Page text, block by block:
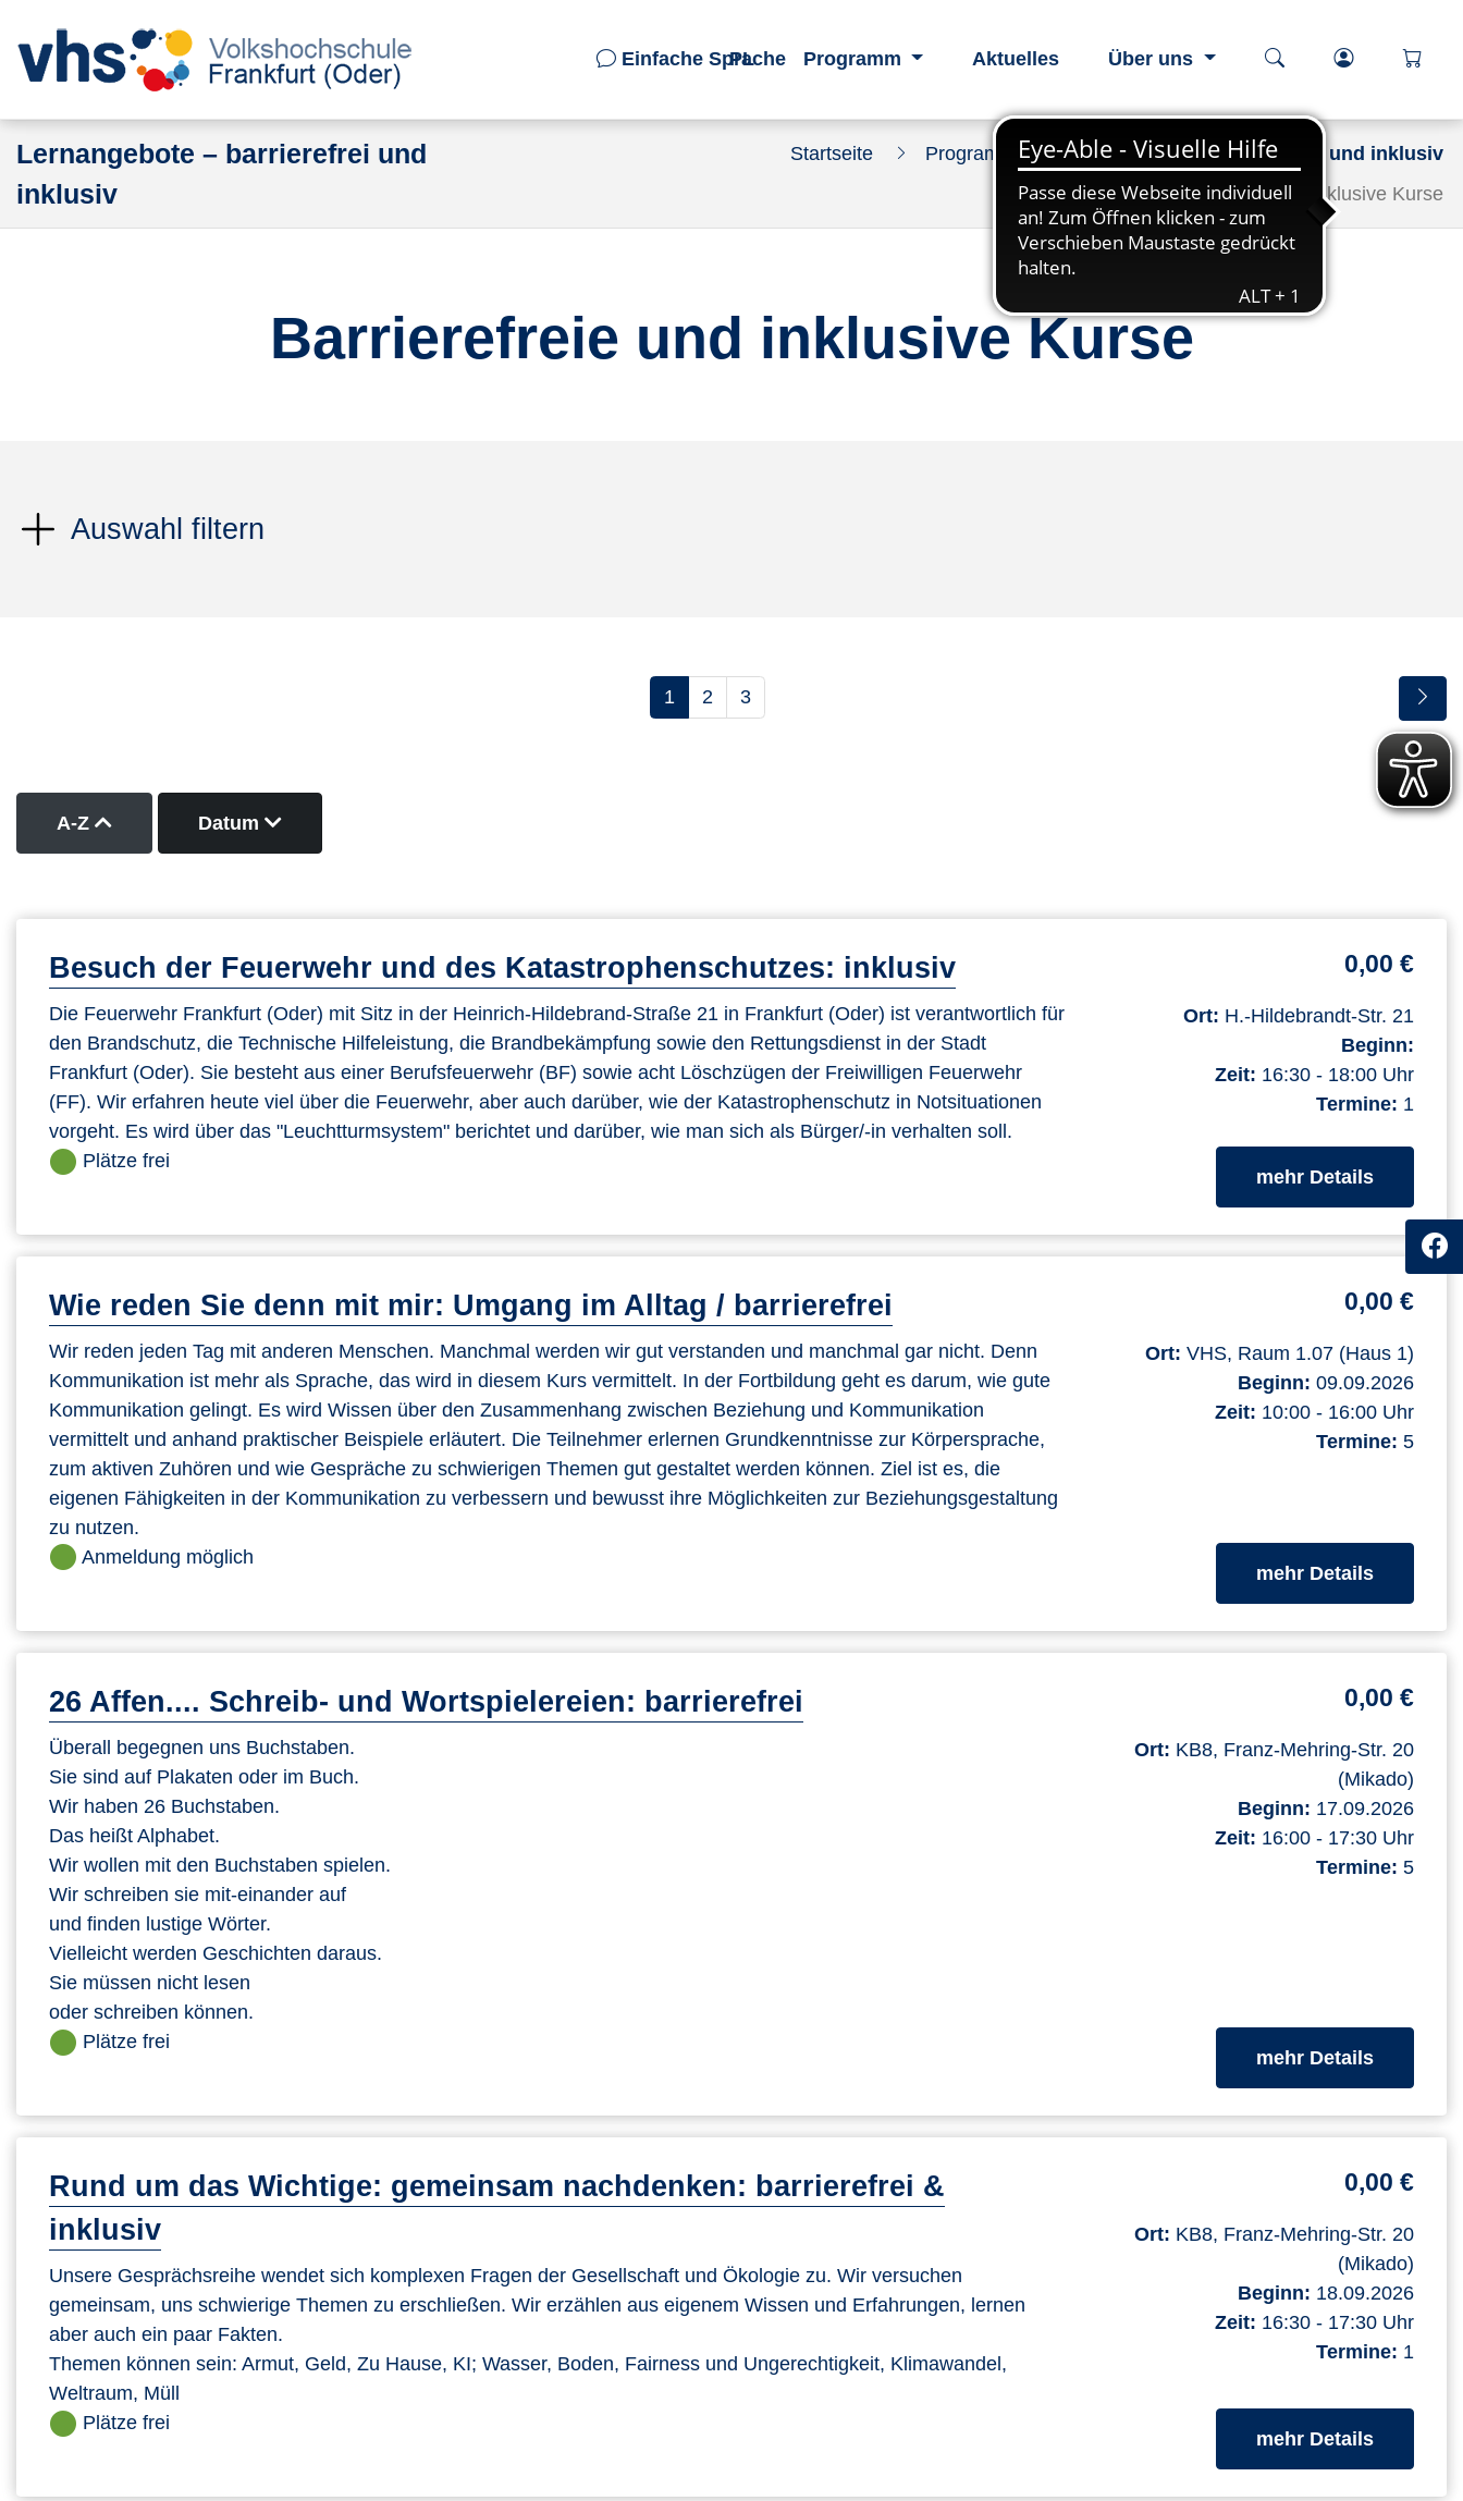
Einfache Sprache
PL Programm Aktuelles Über uns Kurssuche öffnen
Login-
Lernangebote – barrierefrei und
inklusiv
Startseite Programm
Lernangebote – barrierefrei und inklusiv
Barrierefreie und inklusive Kurse
Barrierefreie und inklusive Kurse
Auswahl filtern
1 2 3
A-Z Kurse nach Titel aufsteigend sortieren
Datum Kurse nach Datum absteigend sortieren
Besuch der Feuerwehr und des Katastrophenschutzes: inklusiv
Die Feuerwehr Frankfurt (Oder) mit Sitz in der Heinrich-Hildebrand-Straße 21 in Frankfurt (Oder) ist verantwortlich für
den Brandschutz, die Technische Hilfeleistung, die Brandbekämpfung sowie den Rettungsdienst in der Stadt
Frankfurt (Oder). Sie besteht aus einer Berufsfeuerwehr (BF) sowie acht Löschzügen der Freiwilligen Feuerwehr
(FF). Wir erfahren heute viel über die Feuerwehr, aber auch darüber, wie der Katastrophenschutz in Notsituationen
vorgeht. Es wird über das "Leuchtturmsystem" berichtet und darüber, wie man sich als Bürger/-in verhalten soll.
0,00 €
Ort: H.-Hildebrandt-Str. 21
Beginn:
Zeit: 16:30 - 18:00 Uhr
Termine: 1
Plätze frei
mehr Detailszum
Wie reden Sie denn mit mir: Umgang im Alltag / barrierefrei
Wir reden jeden Tag mit anderen Menschen. Manchmal werden wir gut verstanden und manchmal gar nicht. Denn
Kommunikation ist mehr als Sprache, das wird in diesem Kurs vermittelt. In der Fortbildung geht es darum, wie gute
Kommunikation gelingt. Es wird Wissen über den Zusammenhang zwischen Beziehung und Kommunikation
vermittelt und anhand praktischer Beispiele erläutert. Die Teilnehmer erlernen Grundkenntnisse zur Körpersprache,
zum aktiven Zuhören und wie Gespräche zu schwierigen Themen gut gestaltet werden können. Ziel ist es, die
eigenen Fähigkeiten in der Kommunikation zu verbessern und bewusst ihre Möglichkeiten zur Beziehungsgestaltung
zu nutzen.
0,00 €
Ort: VHS, Raum 1.07 (Haus 1)
Beginn: 09.09.2026
Zeit: 10:00 - 16:00 Uhr
Termine: 5
Anmeldung möglich
mehr Detailszum
26 Affen.... Schreib- und Wortspielereien: barrierefrei
Überall begegnen uns Buchstaben.
Sie sind auf Plakaten oder im Buch.
Wir haben 26 Buchstaben.
Das heißt Alphabet.
Wir wollen mit den Buchstaben spielen.
Wir schreiben sie mit-einander auf
und finden lustige Wörter.
Vielleicht werden Geschichten daraus.
Sie müssen nicht lesen
oder schreiben können.
0,00 €
Ort: KB8, Franz-Mehring-Str. 20
(Mikado)
Beginn: 17.09.2026
Zeit: 16:00 - 17:30 Uhr
Termine: 5
Plätze frei
mehr Detailszum
Rund um das Wichtige: gemeinsam nachdenken: barrierefrei &
inklusiv
Unsere Gesprächsreihe wendet sich komplexen Fragen der Gesellschaft und Ökologie zu. Wir versuchen
gemeinsam, uns schwierige Themen zu erschließen. Wir erzählen aus eigenem Wissen und Erfahrungen, lernen
aber auch ein paar Fakten.
Themen können sein: Armut, Geld, Zu Hause, KI; Wasser, Boden, Fairness und Ungerechtigkeit, Klimawandel,
Weltraum, Müll
0,00 €
Ort: KB8, Franz-Mehring-Str. 20
(Mikado)
Beginn: 18.09.2026
Zeit: 16:30 - 17:30 Uhr
Termine: 1
Plätze frei
mehr Detailszum